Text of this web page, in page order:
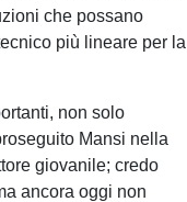
che possano
più lineare per la
non solo
Mansi nella
giovanile; credo
ancora oggi non